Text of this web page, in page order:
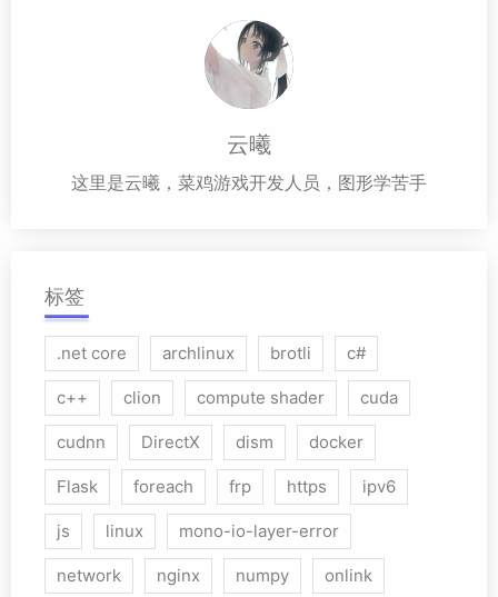
云曦
这里是云曦，菜鸡游戏开发人员，图形学苦手
标签
.net core archlinux brotli c#
c++ clion compute shader cuda
cudnn DirectX dism docker
Flask foreach frp https ipv6
js linux mono-io-layer-error
network nginx numpy onlink